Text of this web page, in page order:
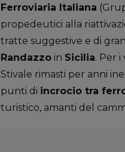
Ferroviaria Italiana
propedeutici alla
tratte suggestive e di
Randazzoin Sicilia. Per
Stivale rimasti per anni
punti di incrocio tra
turistico, amanti del